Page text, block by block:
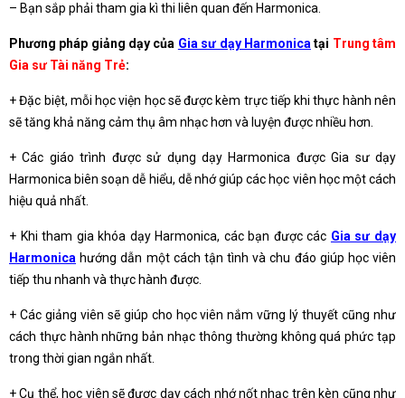
– Bạn sắp phải tham gia kì thi liên quan đến Harmonica.
Phương pháp giảng dạy của Gia sư dạy Harmonica tại Trung tâm
Gia sư Tài năng Trẻ:
+ Đặc biệt, mỗi học viện học sẽ được kèm trực tiếp khi thực hành nên
sẽ tăng khả năng cảm thụ âm nhạc hơn và luyện được nhiều hơn.
+ Các giáo trình được sử dụng dạy Harmonica được Gia sư dạy
Harmonica biên soạn dễ hiểu, dễ nhớ giúp các học viên học một cách
hiệu quả nhất.
+ Khi tham gia khóa dạy Harmonica, các bạn được các Gia sư dạy
Harmonica hướng dẫn một cách tận tình và chu đáo giúp học viên
tiếp thu nhanh và thực hành được.
+ Các giảng viên sẽ giúp cho học viên nắm vững lý thuyết cũng như
cách thực hành những bản nhạc thông thường không quá phức tạp
trong thời gian ngắn nhất.
+ Cụ thể, học viên sẽ được dạy cách nhớ nốt nhạc trên kèn cũng như